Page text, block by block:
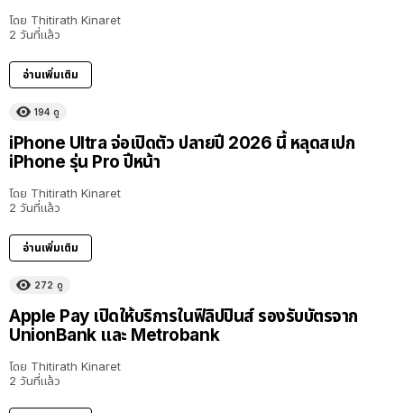
โดย Thitirath Kinaret
2 วันที่แล้ว
อ่านเพิ่มเติม
194 ดู
iPhone Ultra จ่อเปิดตัว ปลายปี 2026 นี้ หลุดสเปก
iPhone รุ่น Pro ปีหน้า
โดย Thitirath Kinaret
2 วันที่แล้ว
อ่านเพิ่มเติม
272 ดู
Apple Pay เปิดให้บริการในฟิลิปปินส์ รองรับบัตรจาก
UnionBank และ Metrobank
โดย Thitirath Kinaret
2 วันที่แล้ว